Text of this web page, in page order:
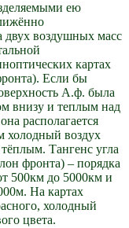
ею
двух воздушных масс
картах
Если бы
А.ф. была
внизу и теплым над
располагается
холодный воздух
Тангенс угла
фронта) – порядка
500км до 5000км и
На картах
холодный
цвета.